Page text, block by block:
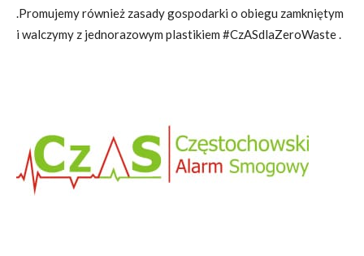
.Promujemy również zasady gospodarki o obiegu zamkniętym
i walczymy z jednorazowym plastikiem #CzASdlaZeroWaste .